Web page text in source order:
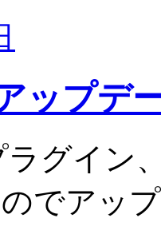
ップデ
ラグイン
でアッ